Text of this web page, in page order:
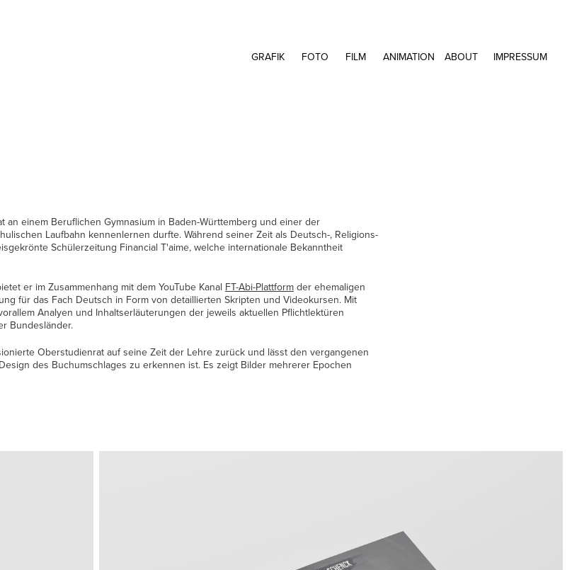
GRAFIK FOTO FILM ANIMATION ABOUT IMPRESSUM
an einem Beruflichen Gymnasium in Baden-Württemberg und einer der
Laufbahn kennenlernen durfte. Während seiner Zeit als Deutsch-, Religions-
Schülerzeitung Financial T'aime, welche internationale Bekanntheit
er im Zusammenhang mit dem YouTube Kanal FT-Abi-Plattformder ehemaligen
für das Fach Deutsch in Form von detaillierten Skripten und Videokursen. Mit
Analyen und Inhaltserläuterungen der jeweils aktuellen Pflichtlektüren
Bundesländer.
Oberstudienrat auf seine Zeit der Lehre zurück und lässt den vergangenen
des Buchumschlages zu erkennen ist. Es zeigt Bilder mehrerer Epochen